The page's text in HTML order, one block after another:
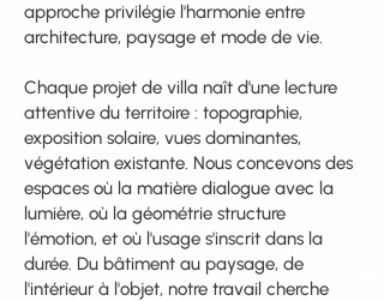
approche privilégie l'harmonie entre
architecture, paysage et mode de vie.
Chaque projet de villa naît d'une lecture
attentive du territoire : topographie,
exposition solaire, vues dominantes,
végétation existante. Nous concevons des
espaces où la matière dialogue avec la
lumière, où la géométrie structure
l'émotion, et où l'usage s'inscrit dans la
durée. Du bâtiment au paysage, de
l'intérieur à l'objet, notre travail cherche